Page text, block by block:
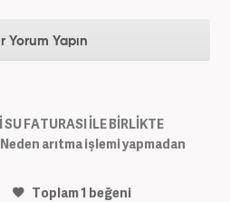
Yorum Yapın
FATURASI İLE BİRLİKTE
arıtma işlemi yapmadan
Toplam1 beğeni